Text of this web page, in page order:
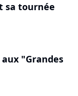
sa tournée
"Grandes